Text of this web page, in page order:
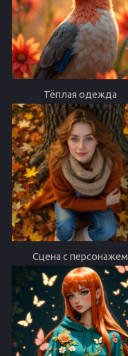
Тёплая одежда
Сцена с персонажем